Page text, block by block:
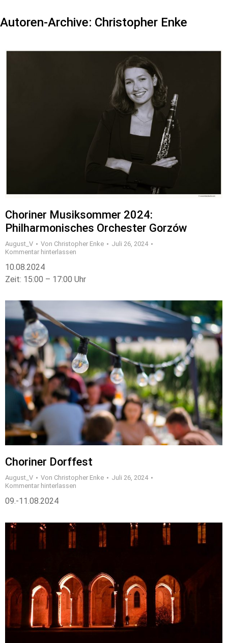
Autoren-Archive: Christopher Enke
Choriner Musiksommer 2024:
Philharmonisches Orchester Gorzów
August_V Von Christopher Enke
Juli 26, 2024
Kommentar hinterlassen
10.08.2024
Zeit: 15:00 – 17:00 Uhr
Choriner Dorffest
August_V Von Christopher Enke
Juli 26, 2024
Kommentar hinterlassen
09.-11.08.2024